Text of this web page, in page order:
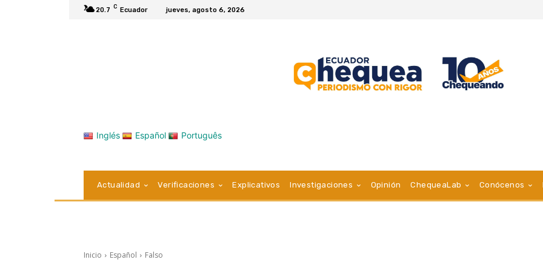
20.7 C Ecuador jueves, agosto 6, 2026
Inglés Español Português
Actualidad Verificaciones Explicativos Investigaciones Opinión ChequeaLab Conócenos
Inicio Español Falso